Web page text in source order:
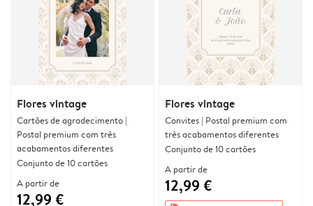
Flores vintage
Cartões de agradecimento |
Postal premium com três
acabamentos diferentes
Conjunto de 10 cartões
A partir de
12,99 €
Flores vintage
Convites | Postal premium com
três acabamentos diferentes
Conjunto de 10 cartões
A partir de
12,99 €